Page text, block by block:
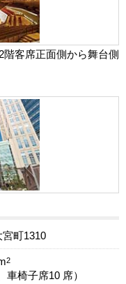
客席正面側から舞台側
町1310
2
車椅子席10 席）